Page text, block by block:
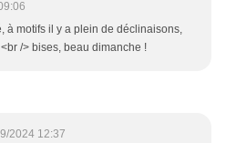
à motifs il y a plein de déclinaisons,
/> bises, beau dimanche !
2024 12:37